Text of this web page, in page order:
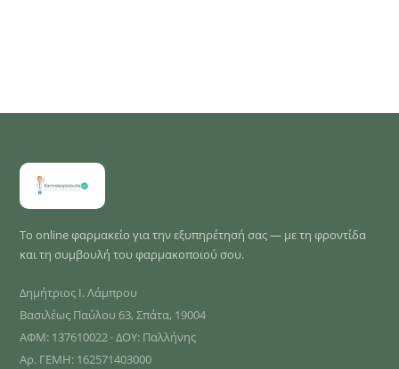
Το online φαρμακείο για την εξυπηρέτησή σας — με τη φροντίδα
και τη συμβουλή του φαρμακοποιού σου.
Δημήτριος Ι. Λάμπρου
Βασιλέως Παύλου 63, Σπάτα, 19004
ΑΦΜ: 137610022 · ΔΟΥ: Παλλήνης
Αρ. ΓΕΜΗ: 162571403000